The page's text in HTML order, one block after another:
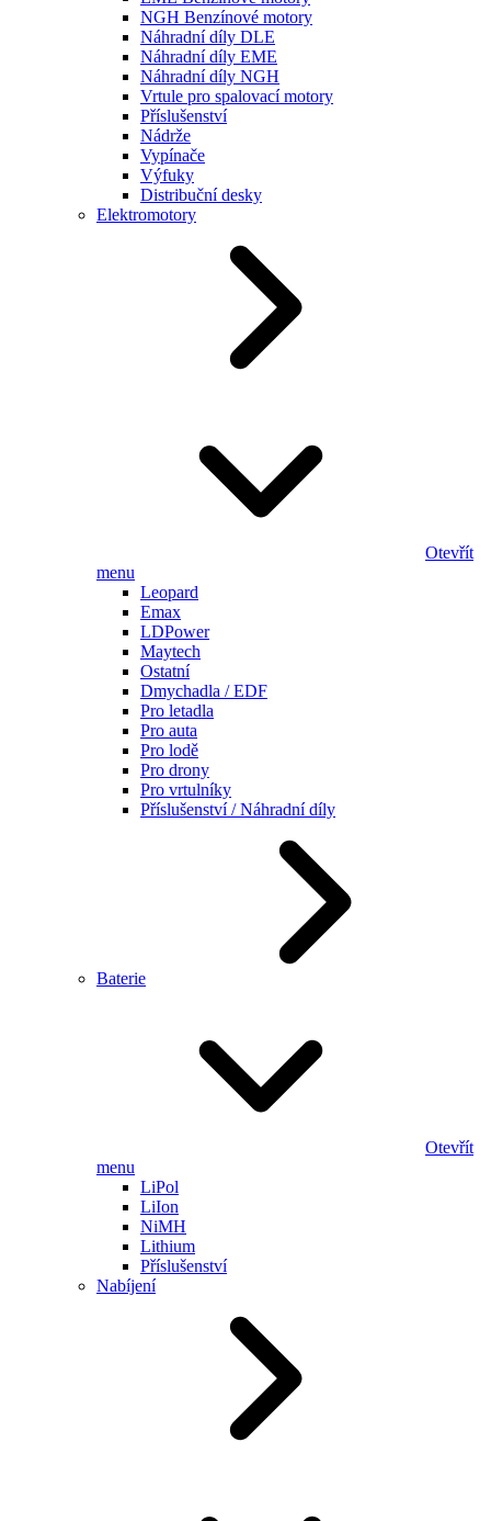
NGH Benzínové motory
Náhradní díly DLE
Náhradní díly EME
Náhradní díly NGH
Vrtule pro spalovací motory
Příslušenství
Nádrže
Vypínače
Výfuky
Distribuční desky
Elektromotory
Otevřít
menu
Leopard
Emax
LDPower
Maytech
Ostatní
Dmychadla / EDF
Pro letadla
Pro auta
Pro lodě
Pro drony
Pro vrtulníky
Příslušenství / Náhradní díly
Baterie
Otevřít
menu
LiPol
LiIon
NiMH
Lithium
Příslušenství
Nabíjení